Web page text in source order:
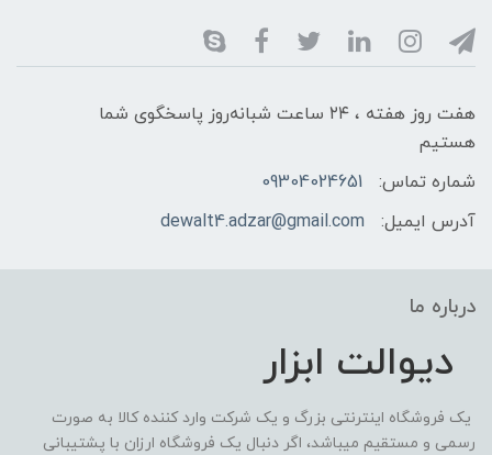
هفت روز هفته ، ۲۴ ساعت شبانه‌روز پاسخگوی شما
هستیم
شماره تماس:
09304024651
آدرس ایمیل:
dewalt4.adzar@gmail.com
درباره ما
دیوالت ابزار
یک فروشگاه اینترنتی بزرگ و یک شرکت وارد کننده کالا به صورت
رسمی و مستقیم میباشد، اگر دنبال یک فروشگاه ارزان با پشتیبانی